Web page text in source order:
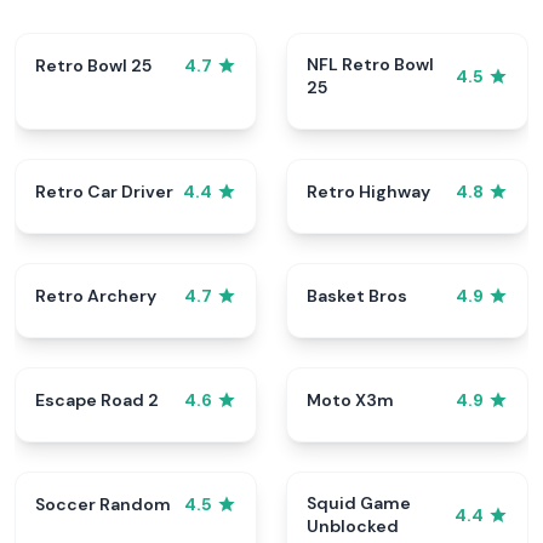
Retro Bowl 25 4.7
NFL Retro Bowl
25
4.5
Retro Car Driver 4.4 Retro Highway 4.8
Retro Archery 4.7 Basket Bros 4.9
Escape Road 2 4.6 Moto X3m 4.9
Soccer Random 4.5
Squid Game
Unblocked
4.4